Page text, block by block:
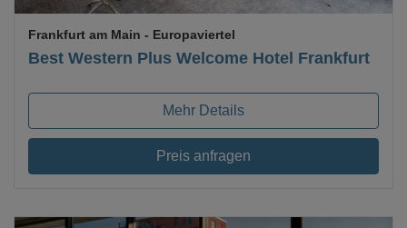
Best Western Plus Welcome Hotel Frankfurt
Frankfurt am Main - Europaviertel
Mehr Details
Preis anfragen